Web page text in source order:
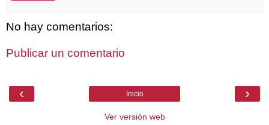
No hay comentarios:
Publicar un comentario
‹ ›
Inicio
Ver versión web